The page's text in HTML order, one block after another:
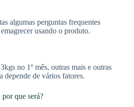
algumas perguntas frequentes
usando o produto.
no 1º mês, outras mais e outras
depende de vários fatores.
que será?